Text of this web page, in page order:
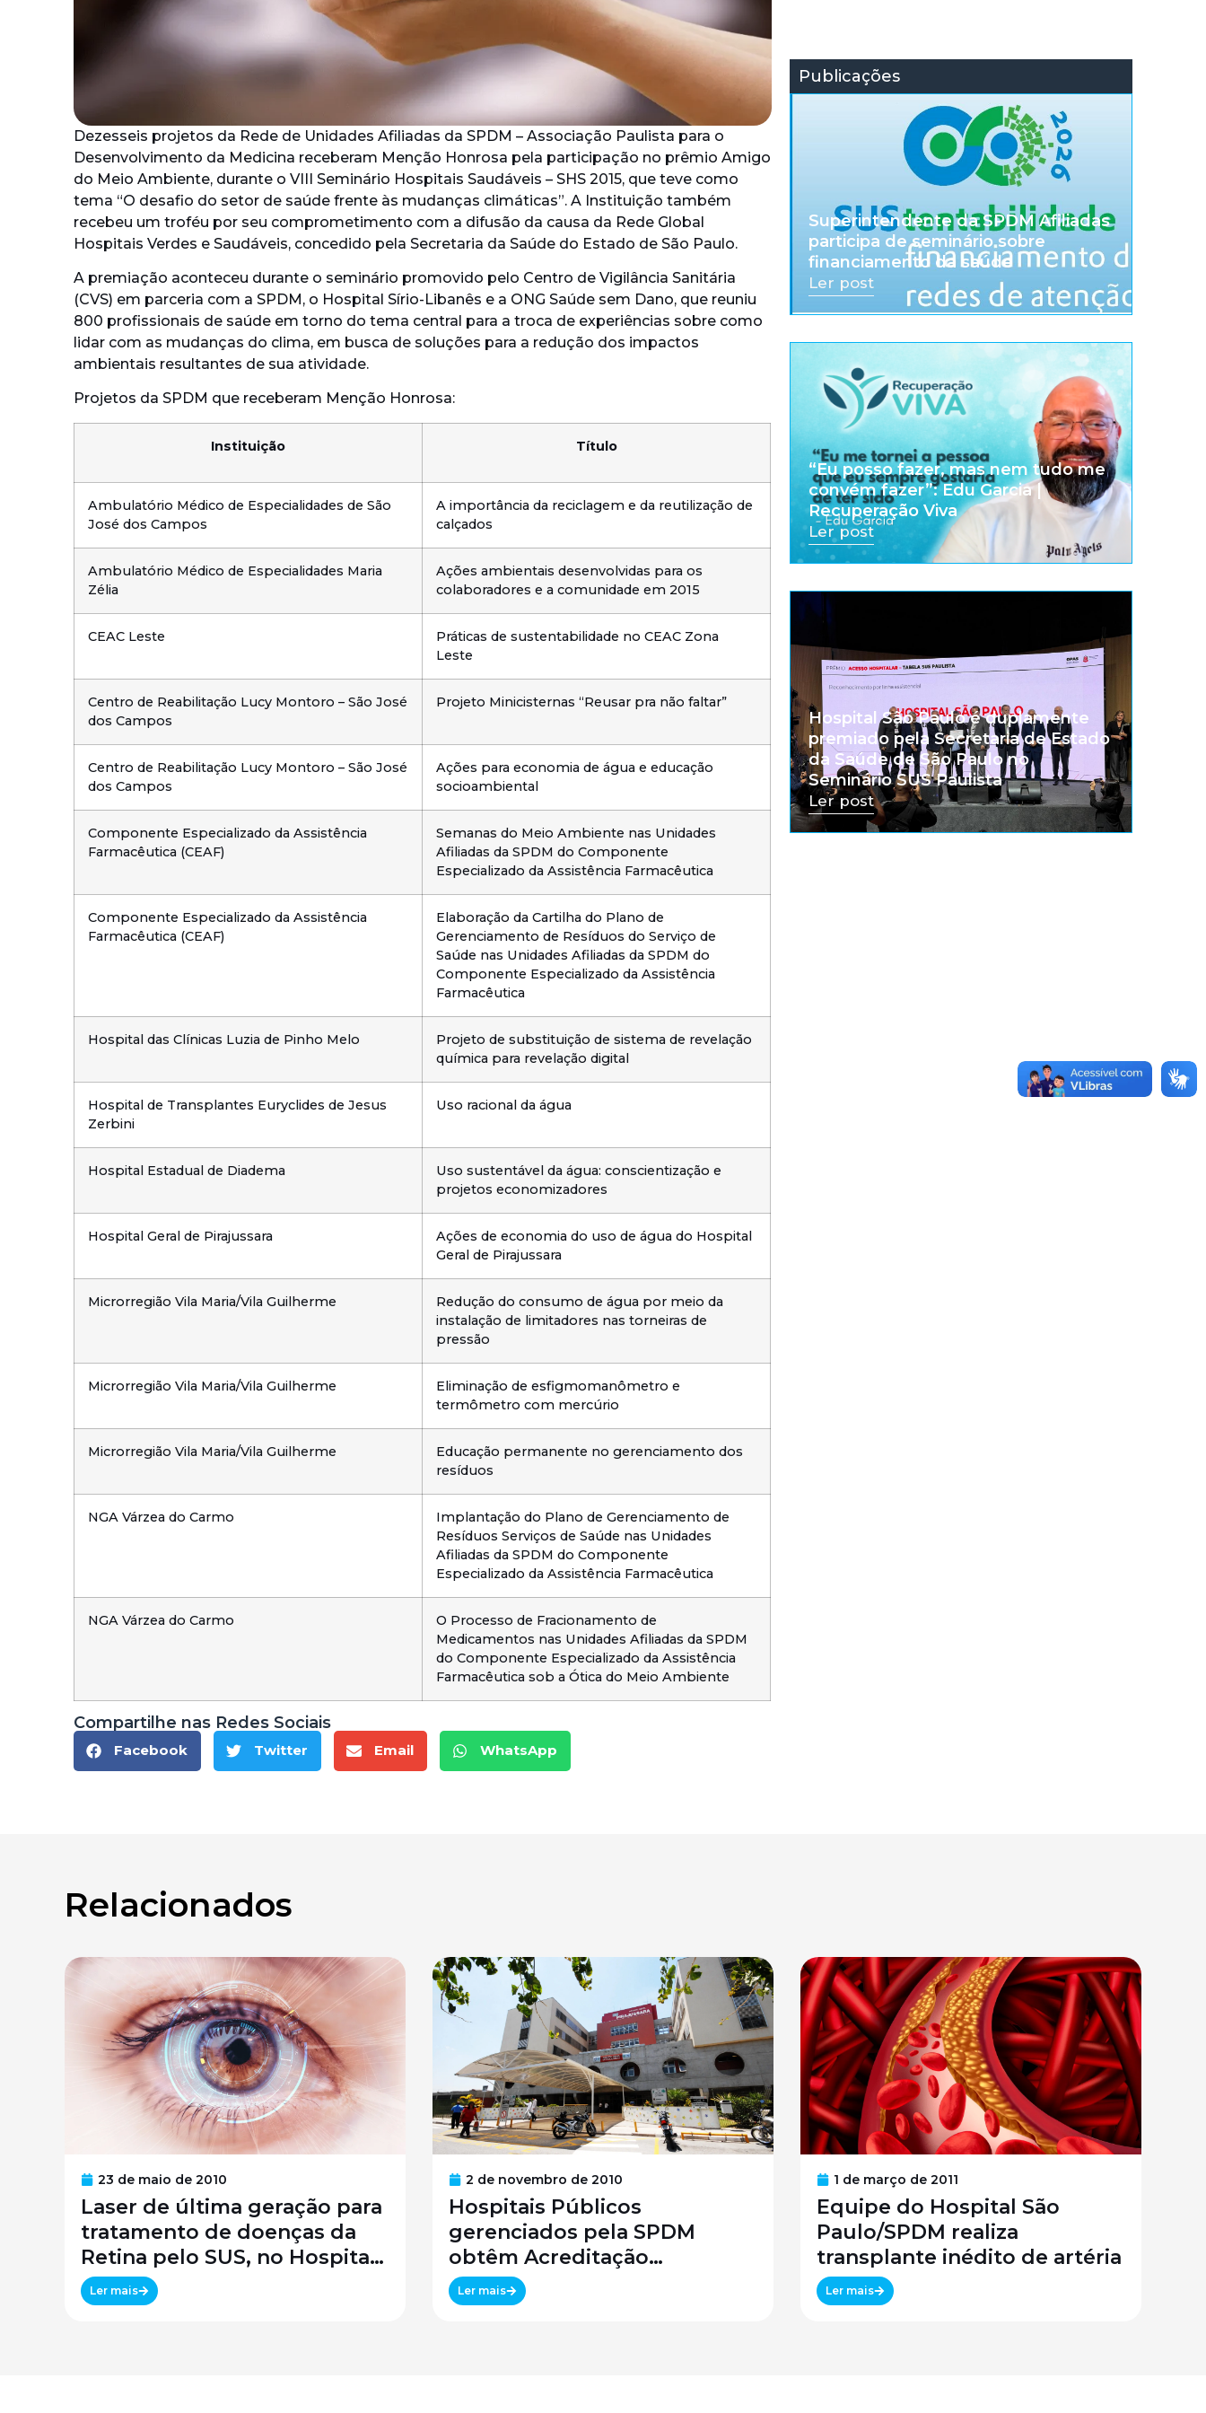
Dezesseis projetos da Rede de Unidades Afiliadas da SPDM – Associação Paulista para o
Desenvolvimento da Medicina receberam Menção Honrosa pela participação no prêmio Amigo
do Meio Ambiente, durante o VIII Seminário Hospitais Saudáveis – SHS 2015, que teve como
tema “O desafio do setor de saúde frente às mudanças climáticas”. A Instituição também
recebeu um troféu por seu comprometimento com a difusão da causa da Rede Global
Hospitais Verdes e Saudáveis, concedido pela Secretaria da Saúde do Estado de São Paulo.
A premiação aconteceu durante o seminário promovido pelo Centro de Vigilância Sanitária
(CVS) em parceria com a SPDM, o Hospital Sírio-Libanês e a ONG Saúde sem Dano, que reuniu
800 profissionais de saúde em torno do tema central para a troca de experiências sobre como
lidar com as mudanças do clima, em busca de soluções para a redução dos impactos
ambientais resultantes de sua atividade.
Projetos da SPDM que receberam Menção Honrosa:
Instituição Título
Ambulatório Médico de Especialidades de São
José dos Campos
A importância da reciclagem e da reutilização de
calçados
Ambulatório Médico de Especialidades Maria
Zélia
Ações ambientais desenvolvidas para os
colaboradores e a comunidade em 2015
CEAC Leste
Práticas de sustentabilidade no CEAC Zona
Leste
Centro de Reabilitação Lucy Montoro – São José
dos Campos
Projeto Minicisternas “Reusar pra não faltar”
Centro de Reabilitação Lucy Montoro – São José
dos Campos
Ações para economia de água e educação
socioambiental
Componente Especializado da Assistência
Farmacêutica (CEAF)
Semanas do Meio Ambiente nas Unidades
Afiliadas da SPDM do Componente
Especializado da Assistência Farmacêutica
Componente Especializado da Assistência
Farmacêutica (CEAF)
Elaboração da Cartilha do Plano de
Gerenciamento de Resíduos do Serviço de
Saúde nas Unidades Afiliadas da SPDM do
Componente Especializado da Assistência
Farmacêutica
Hospital das Clínicas Luzia de Pinho Melo
Projeto de substituição de sistema de revelação
química para revelação digital
Hospital de Transplantes Euryclides de Jesus
Zerbini
Uso racional da água
Hospital Estadual de Diadema
Uso sustentável da água: conscientização e
projetos economizadores
Hospital Geral de Pirajussara
Ações de economia do uso de água do Hospital
Geral de Pirajussara
Microrregião Vila Maria/Vila Guilherme
Redução do consumo de água por meio da
instalação de limitadores nas torneiras de
pressão
Microrregião Vila Maria/Vila Guilherme
Eliminação de esfigmomanômetro e
termômetro com mercúrio
Microrregião Vila Maria/Vila Guilherme
Educação permanente no gerenciamento dos
resíduos
NGA Várzea do Carmo
Implantação do Plano de Gerenciamento de
Resíduos Serviços de Saúde nas Unidades
Afiliadas da SPDM do Componente
Especializado da Assistência Farmacêutica
NGA Várzea do Carmo
O Processo de Fracionamento de
Medicamentos nas Unidades Afiliadas da SPDM
do Componente Especializado da Assistência
Farmacêutica sob a Ótica do Meio Ambiente
Compartilhe nas Redes Sociais
Facebook Twitter Email WhatsApp
Publicações
Superintendente da SPDM Afiliadas
participa de seminário sobre
financiamento da saúde
Ler post
“Eu posso fazer, mas nem tudo me
convém fazer”: Edu Garcia |
Recuperação Viva
Ler post
Hospital São Paulo é duplamente
premiado pela Secretaria de Estado
da Saúde de São Paulo no
Seminário SUS Paulista
Ler post
Relacionados
23 de maio de 2010
Laser de última geração para
tratamento de doenças da
Retina pelo SUS, no Hospital
São Paulo / SPDM / UNIFESP
Ler mais
2 de novembro de 2010
Hospitais Públicos
gerenciados pela SPDM
obtêm Acreditação
Canadense
Ler mais
1 de março de 2011
Equipe do Hospital São
Paulo/SPDM realiza
transplante inédito de artéria
Ler mais